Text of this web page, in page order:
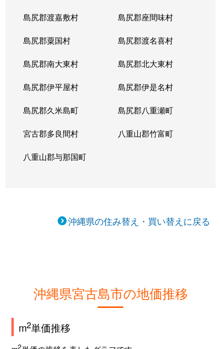
島尻郡渡嘉敷村 島尻郡座間味村
島尻郡粟国村 島尻郡渡名喜村
島尻郡南大東村 島尻郡北大東村
島尻郡伊平屋村 島尻郡伊是名村
島尻郡久米島町 島尻郡八重瀬町
宮古郡多良間村 八重山郡竹富町
八重山郡与那国町
沖縄県の住み替え・買い替えに戻る
沖縄県宮古島市の地価推移
m2単価推移
2